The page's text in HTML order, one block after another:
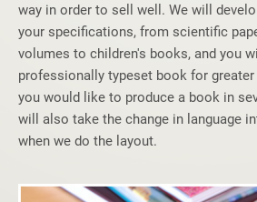
way in order to sell well. We will
your specifications, from scientific
volumes to children's books, and you
professionally typeset book for
you would like to produce a book in
will also take the change in language
when we do the layout.